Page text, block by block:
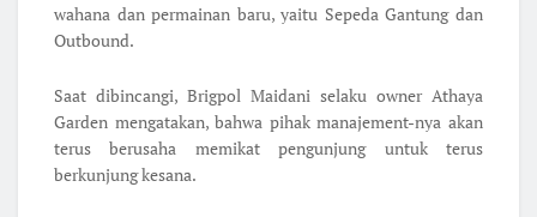
wahana dan permainan baru, yaitu Sepeda Gantung dan
Outbound.
Saat dibincangi, Brigpol Maidani selaku owner Athaya
Garden mengatakan, bahwa pihak manajement-nya akan
terus berusaha memikat pengunjung untuk terus
berkunjung kesana.